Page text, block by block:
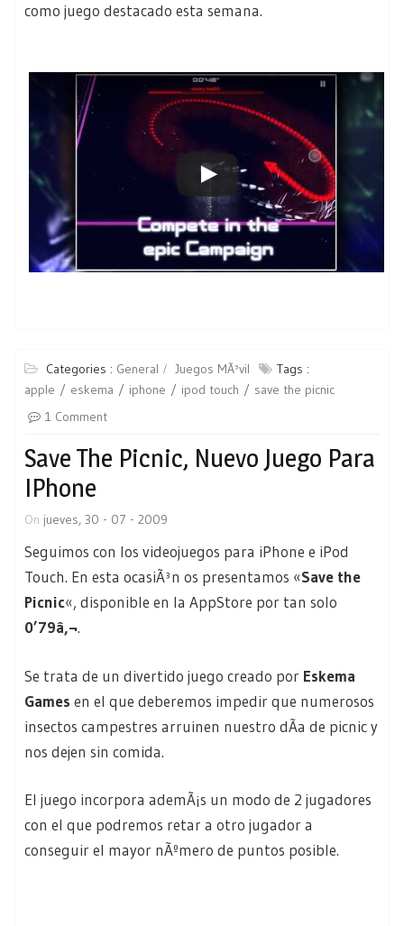
como juego destacado esta semana.
Categories : General Juegos MÃ³vil
Tags :
apple
eskema iphone ipod touch
save the picnic
1 Comment
Save The Picnic, Nuevo Juego Para
IPhone
On jueves, 30 - 07 - 2009
Seguimos con los videojuegos para iPhone e iPod
Touch. En esta ocasiÃ³n os presentamos «Save the
Picnic«, disponible en la AppStore por tan solo
0’79â‚¬.
Se trata de un divertido juego creado por Eskema
Games en el que deberemos impedir que numerosos
insectos campestres arruinen nuestro dÃ­a de picnic y
nos dejen sin comida.
El juego incorpora ademÃ¡s un modo de 2 jugadores
con el que podremos retar a otro jugador a
conseguir el mayor nÃºmero de puntos posible.